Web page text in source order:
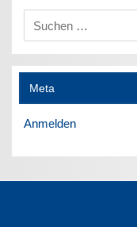
Meta
Anmelden